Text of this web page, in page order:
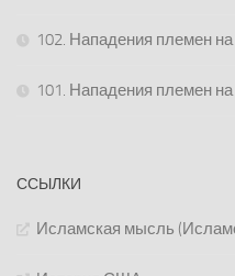
102. Нападения племен
101. Нападения племен
ССЫЛКИ
Исламская мысль